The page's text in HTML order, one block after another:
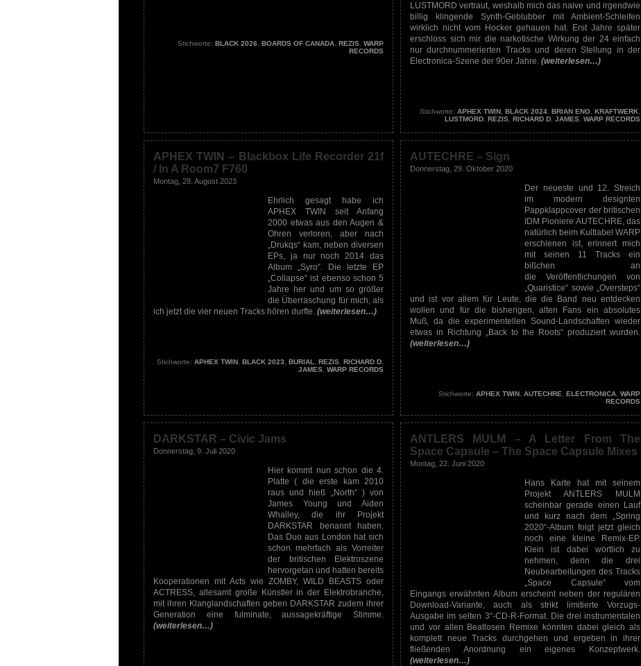
Stichworte: BLACK 2026 BOARDS OF CANADA REZIS WARP
RECORDS
LUSTMORD vertraut, weshalb mich das naive und irgendwie
billig klingende Synth-Geblubber mit Ambient-Schleifen
wirklich nicht vom Hocker gehauen hat. Erst Jahre später
erschloss sich mir die narkotische Wirkung der 24 einfach
nur durchnummerierten Tracks und deren Stellung in der
Electronica-Szene der 90er Jahre. (weiterlesen…)
Stichworte: APHEX TWIN BLACK 2024 BRIAN ENO KRAFTWERK
LUSTMORD REZIS RICHARD D. JAMES WARP RECORDS
APHEX TWIN – Blackbox Life Recorder 21f
/ In A Room7 F760
Montag, 28. August 2023
Ehrlich gesagt habe ich
APHEX TWIN seit Anfang
2000 etwas aus den Augen &
Ohren verloren, aber nach
„Drukqs“ kam, neben diversen
EPs, ja nur noch 2014 das
Album „Syro“. Die letzte EP
„Collapse“ ist ebenso schon 5
Jahre her und um so größer
die Überraschung für mich, als
ich jetzt die vier neuen Tracks hören durfte. (weiterlesen…)
Stichworte: APHEX TWIN BLACK 2023 BURIAL REZIS RICHARD D.
JAMES WARP RECORDS
AUTECHRE – Sign
Donnerstag, 29. Oktober 2020
Der neueste und 12. Streich
im modern designten
Pappklappcover der britischen
IDM Pioniere AUTECHRE, das
natürlich beim Kultlabel WARP
erschienen ist, erinnert mich
mit seinen 11 Tracks ein
bißchen an
die Veröffentlichungen von
„Quaristice“ sowie „Oversteps“
und ist vor allem für Leute, die die Band neu entdecken
wollen und für die bisherigen, alten Fans ein absolutes
Muß, da die experimentellen Sound-Landschaften wieder
etwas in Richtung „Back to the Roots“ produziert wurden.
(weiterlesen…)
Stichworte: APHEX TWIN AUTECHRE ELECTRONICA WARP
RECORDS
DARKSTAR – Civic Jams
Donnerstag, 9. Juli 2020
Hier kommt nun schon die 4.
Platte ( die erste kam 2010
raus und hieß „North“ ) von
James Young und Aiden
Whalley, die ihr Projekt
DARKSTAR benannt haben.
Das Duo aus London hat sich
schon mehrfach als Vorreiter
der britischen Elektroszene
hervorgetan und hatten bereits
Kooperationen mit Acts wie ZOMBY, WILD BEASTS oder
ACTRESS, allesamt große Künstler in der Elektrobranche,
mit ihren Klanglandschaften geben DARKSTAR zudem ihrer
Generation eine fulminate, aussagekräftige Stimme.
(weiterlesen…)
ANTLERS MULM – A Letter From The
Space Capsule – The Space Capsule Mixes
Montag, 22. Juni 2020
Hans Karte hat mit seinem
Projekt ANTLERS MULM
scheinbar gerade einen Lauf
und kurz nach dem „Spring
2020“-Album folgt jetzt gleich
noch eine kleine Remix-EP.
Klein ist dabei wörtlich zu
nehmen, denn die drei
Neubearbeitungen des Tracks
„Space Capsule“ vom
Eingangs erwähnten Album erscheint neben der regulären
Download-Variante, auch als strikt limitierte Vorzugs-
Ausgabe im selten 3“-CD-R-Format. Die drei instrumentalen
und vor allen Beatlosen Remixe könnten dabei gleich als
komplett neue Tracks durchgehen und ergeben in ihrer
fließenden Anordnung ein eigenes Konzeptwerk.
(weiterlesen…)